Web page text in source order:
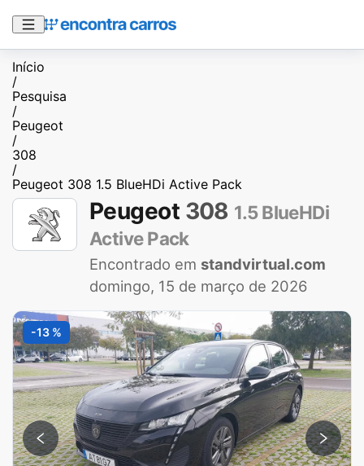
Início
/
Pesquisa
/
Peugeot
/
308
/
Peugeot 308 1.5 BlueHDi Active Pack
Peugeot 308 1.5 BlueHDi
Active Pack
Encontrado em standvirtual.com
domingo, 15 de março de 2026
-13 %